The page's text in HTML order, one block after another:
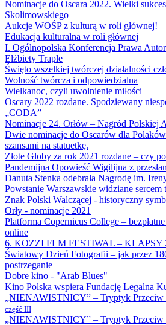
Nominacje do Oscara 2022. Wielki
Skolimowskiego
Aukcje WOŚP z kulturą w roli głównej!
Edukacja kulturalna w roli głównej
I. Ogólnopolska Konferencja Prawa
Elżbiety Traple
Święto wszelkiej twórczej działalności
Wolność twórcza i odpowiedzialna
Wielkanoc, czyli uwolnienie miłości
Oscary 2022 rozdane. Spodziewany
„CODA”
Nominacje 24. Orłów – Nagród Polskiej
Dwie nominacje do Oscarów dla
szansami na statuetkę.
Złote Globy za rok 2021 rozdane – czy
Pandemijna Opowieść Wigilijna z
Danuta Stenka odebrała Nagrodę im.
Powstanie Warszawskie widziane
Znak Polski Walczącej - historyczny
Orły - nominacje 2021
Platforma Copernicus College –
online
6. KOZZI FLM FESTIWAL – KLAPSY
Światowy Dzień Fotografii – jak przez
postrzeganie
Dobre kino - "Arab Blues"
Kino Polska wspiera Fundację Legalna
„NIENAWISTNICY” – Tryptyk Przeciw
część III
„NIENAWISTNICY” – Tryptyk Przeciw